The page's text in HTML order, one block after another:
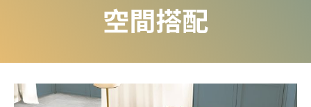
空間搭配